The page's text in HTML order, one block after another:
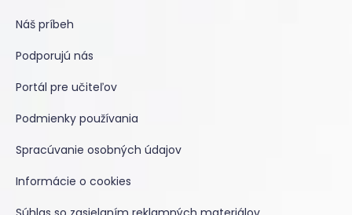
Náš príbeh
Podporujú nás
Portál pre učiteľov
Podmienky používania
Spracúvanie osobných údajov
Informácie o cookies